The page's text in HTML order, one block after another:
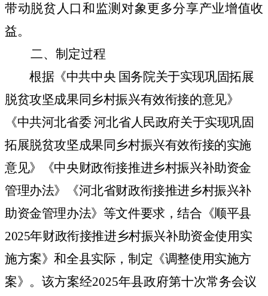
带动脱贫人口和监测对象更多分享产业增值收
益。
二、制定过程
根据《中共中央 国务院关于实现巩固拓展
脱贫攻坚成果同乡村振兴有效衔接的意见》
《中共河北省委 河北省人民政府关于实现巩固
拓展脱贫攻坚成果同乡村振兴有效衔接的实施
意见》《中央财政衔接推进乡村振兴补助资金
管理办法》《河北省财政衔接推进乡村振兴补
助资金管理办法》等文件要求，结合《顺平县
2025年财政衔接推进乡村振兴补助资金使用实
施方案》和全县实际，制定《调整使用实施方
案》 。该方案经2025年县政府第十次常务会议